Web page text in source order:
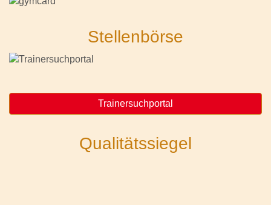
Stellenbörse
Trainersuchportal
Qualitätssiegel